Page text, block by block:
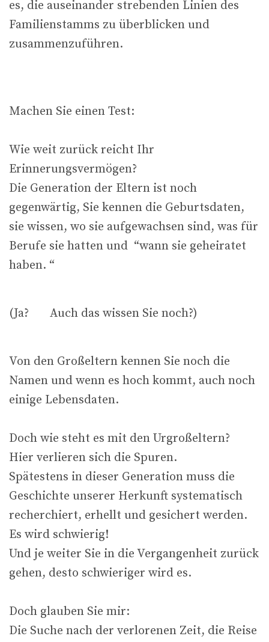
es, die auseinander strebenden Linien des
Familienstamms zu überblicken und
zusammenzuführen.
Machen Sie einen Test:
Wie weit zurück reicht Ihr
Erinnerungsvermögen?
Die Generation der Eltern ist noch
gegenwärtig, Sie kennen die Geburtsdaten,
sie wissen, wo sie aufgewachsen sind, was für
Berufe sie hatten und “wann sie geheiratet
haben. “
(Ja? Auch das wissen Sie noch?)
Von den Großeltern kennen Sie noch die
Namen und wenn es hoch kommt, auch noch
einige Lebensdaten.
Doch wie steht es mit den Urgroßeltern?
Hier verlieren sich die Spuren.
Spätestens in dieser Generation muss die
Geschichte unserer Herkunft systematisch
recherchiert, erhellt und gesichert werden.
Es wird schwierig!
Und je weiter Sie in die Vergangenheit zurück
gehen, desto schwieriger wird es.
Doch glauben Sie mir:
Die Suche nach der verlorenen Zeit, die Reise